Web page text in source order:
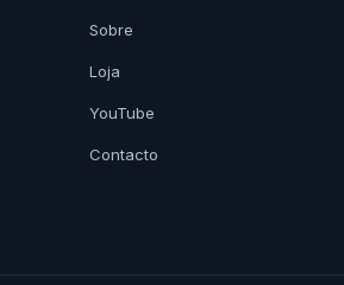
Sobre
Loja
YouTube
Contacto